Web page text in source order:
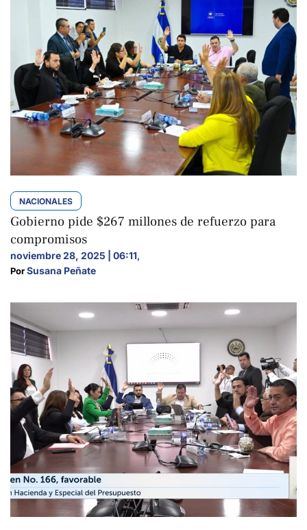
NACIONALES
Gobierno pide $267 millones de refuerzo para
compromisos
noviembre 28, 2025 | 06:11,
Por Susana Peñate